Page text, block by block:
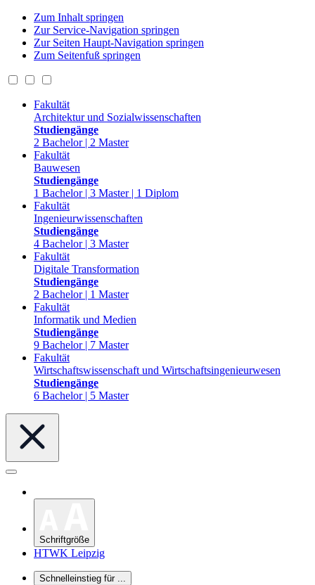
Zum Inhalt springen
Zur Service-Navigation springen
Zur Seiten Haupt-Navigation springen
Zum Seitenfuß springen
Fakultät
Architektur und Sozialwissenschaften
Studiengänge
2 Bachelor | 2 Master
Fakultät
Bauwesen
Studiengänge
1 Bachelor | 3 Master | 1 Diplom
Fakultät
Ingenieurwissenschaften
Studiengänge
4 Bachelor | 3 Master
Fakultät
Digitale Transformation
Studiengänge
2 Bachelor | 1 Master
Fakultät
Informatik und Medien
Studiengänge
9 Bachelor | 7 Master
Fakultät
Wirtschaftswissenschaft und Wirtschaftsingenieurwesen
Studiengänge
6 Bachelor | 5 Master
Schriftgröße
HTWK Leipzig
Schnelleinstieg für ...